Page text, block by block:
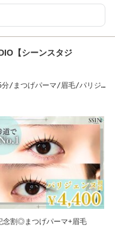
【シーンスタジ
分/まつげパーマ/眉毛/パリジ
念割◎まつげパーマ+眉毛